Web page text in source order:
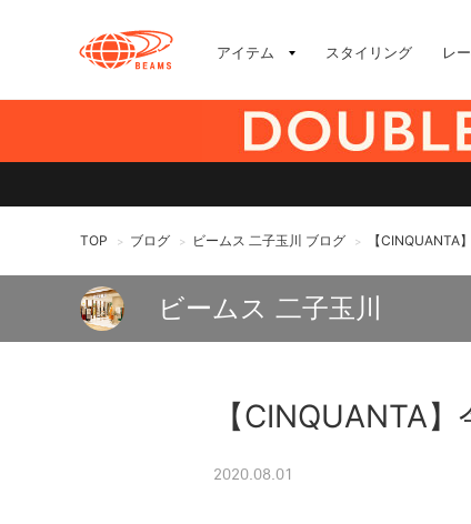
アイテム スタイリング レ
TOP > ブログ > ビームス 二子玉川 ブログ > 【CINQUANTA
ビームス 二子玉川
【CINQUANTA
2020.08.01